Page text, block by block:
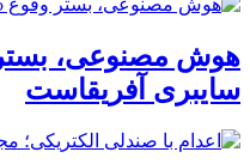
سایبری آفریقاست